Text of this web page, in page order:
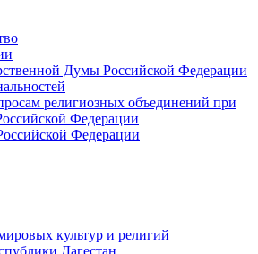
Думы Российской Федерации
религиозных объединений при
Федерации
Федерации
культур и религий